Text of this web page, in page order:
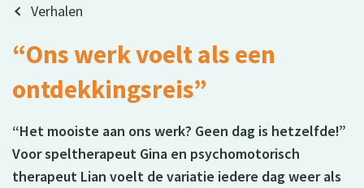
Verhalen
“Ons werk voelt als een
ontdekkingsreis”
“Het mooiste aan ons werk? Geen dag is hetzelfde!”
Voor speltherapeut Gina en psychomotorisch
therapeut Lian voelt de variatie iedere dag weer als